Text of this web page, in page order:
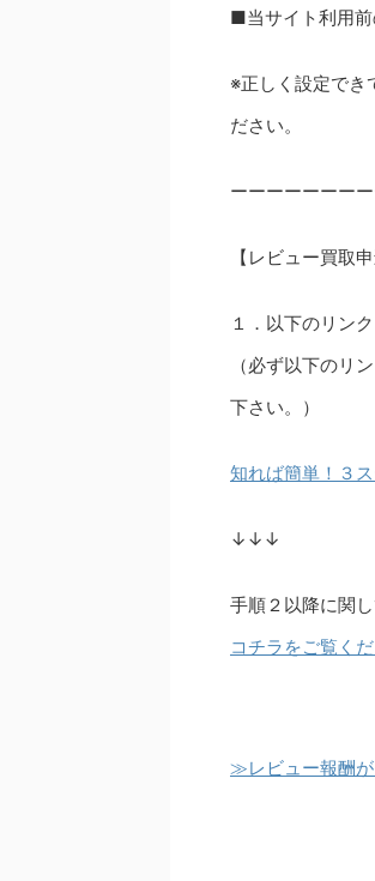
■当サイト利用
※正しく設定でき
ださい。
ーーーーーーー
【レビュー買取
１．以下のリン
（必ず以下のリ
下さい。）
知れば簡単！３
↓↓↓
手順２以降に関し
コチラをご覧く
≫レビュー報酬